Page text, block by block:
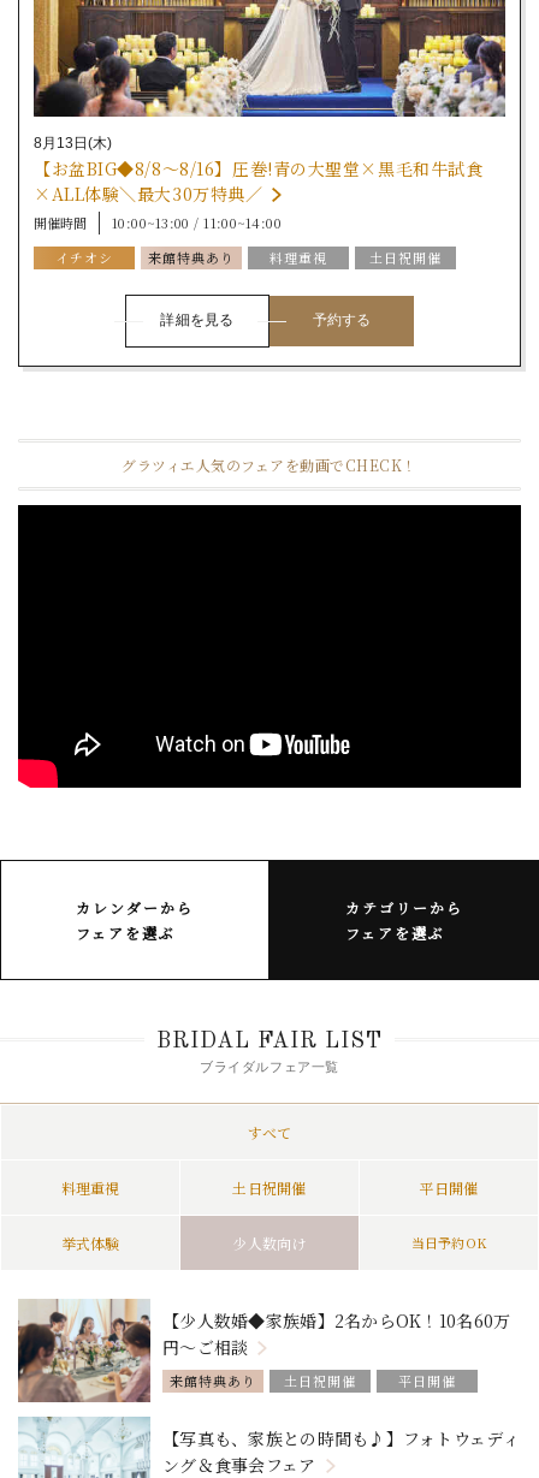
8月13日(木)
【お盆BIG◆8/8～8/16】圧巻!青の大聖堂×黒毛和牛試食
×ALL体験＼最大30万特典／
開催時間
10:00~13:00 / 11:00~14:00
イチオシ
来館特典あり 料理重視
土日祝開催
詳細を見る 予約する
グラツィエ人気のフェアを動画でCHECK！
カレンダーから
フェアを選ぶ
カテゴリーから
フェアを選ぶ
BRIDAL FAIR LIST
ブライダルフェア一覧
すべて
料理重視 土日祝開催 平日開催
挙式体験 少人数向け 当日予約OK
【少人数婚◆家族婚】2名からOK！10名60万
円～ご相談
来館特典あり 土日祝開催
平日開催
【写真も、家族との時間も♪】フォトウェディ
ング＆食事会フェア